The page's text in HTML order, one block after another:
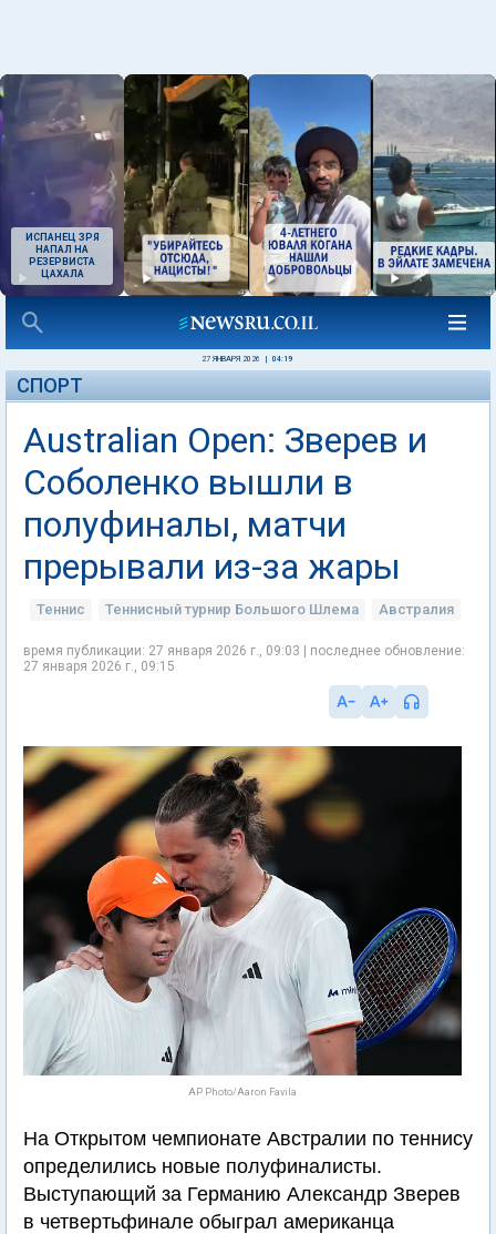
ИСПАНЕЦ ЗРЯ
НАПАЛ НА
РЕЗЕРВИСТА
ЦАХАЛА
27 ЯНВАРЯ 2026 04:19
СПОРТ
Australian Open: Зверев и
Соболенко вышли в
полуфиналы, матчи
прерывали из-за жары
Теннис Теннисный турнир Большого Шлема Австралия
время публикации: 27 января 2026 г., 09:03 | последнее обновление:
27 января 2026 г., 09:15
AP Photo/Aaron Favila
На Открытом чемпионате Австралии по теннису
определились новые полуфиналисты.
Выступающий за Германию Александр Зверев
в четвертьфинале обыграл американца